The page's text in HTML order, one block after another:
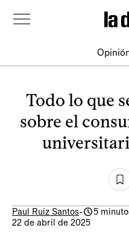
Todo lo que
sobre el
Paul Ruiz Santos-
5
22 de abril de 2025